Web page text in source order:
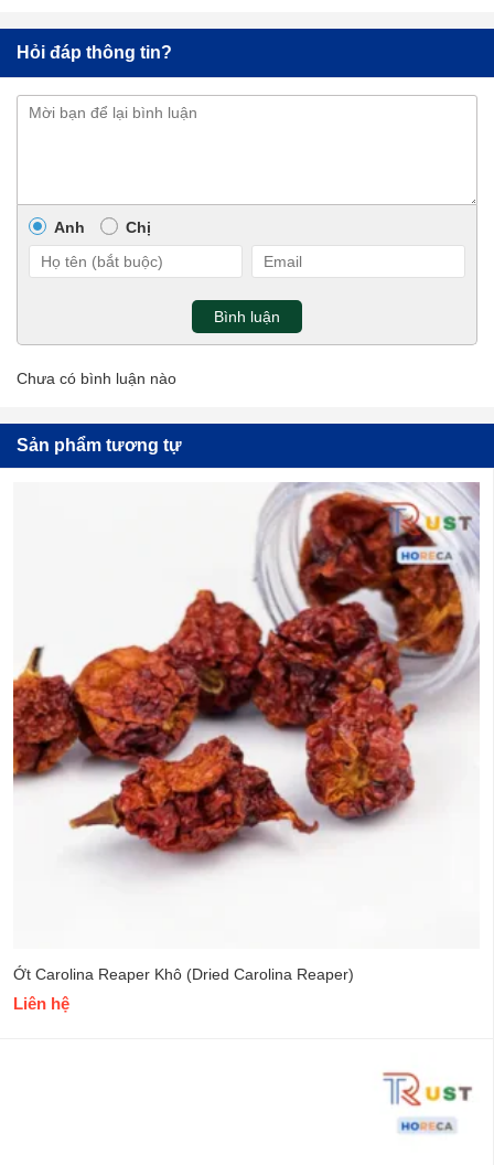
Hỏi đáp thông tin?
Anh Chị
Bình luận
Chưa có bình luận nào
Sản phẩm tương tự
Ớt Carolina Reaper Khô (Dried Carolina Reaper)
Liên hệ